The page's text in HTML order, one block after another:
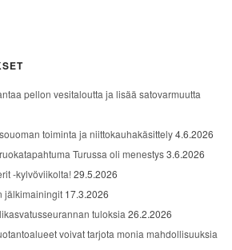
pellon vesitaloutta ja lisää satovarmuutta
toiminta ja niittokauhakäsittely4.6.2026
Turussa oli menestys3.6.2026
-kylvöviikolta!29.5.2026
jälkimainingit 17.3.2026
tuloksia26.2.2026
voivat tarjota monia mahdollisuuksia